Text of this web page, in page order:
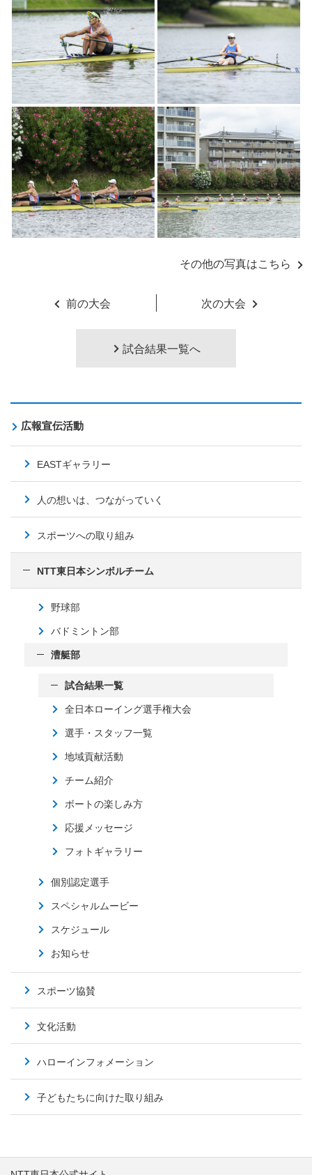
その他の写真はこちら
前の大会 次の大会
試合結果一覧へ
広報宣伝活動
EASTギャラリー
人の想いは、つながっていく
スポーツへの取り組み
NTT東日本シンボルチーム
野球部
バドミントン部
漕艇部
試合結果一覧
全日本ローイング選手権大会
選手・スタッフ一覧
地域貢献活動
チーム紹介
ボートの楽しみ方
応援メッセージ
フォトギャラリー
個別認定選手
スペシャルムービー
スケジュール
お知らせ
スポーツ協賛
文化活動
ハローインフォメーション
子どもたちに向けた取り組み